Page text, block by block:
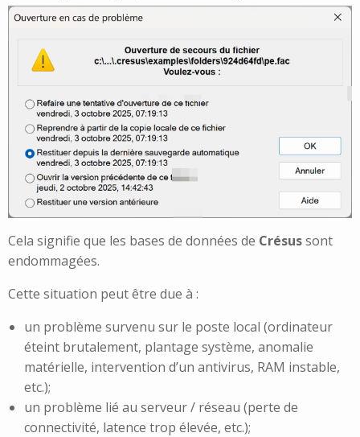
Cela signifie que les bases de données de Crésussont
endommagées.
Cette situation peut être due à :
un problème survenu sur le poste local (ordinateur
éteint brutalement, plantage système, anomalie
matérielle, intervention d’un antivirus, RAM instable,
etc.);
un problème lié au serveur / réseau (perte de
connectivité, latence trop élevée, etc.);